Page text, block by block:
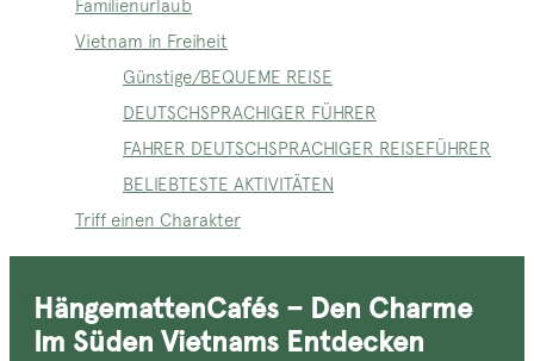
Familienurlaub
Vietnam in Freiheit
Günstige/BEQUEME REISE
DEUTSCHSPRACHIGER FÜHRER
FAHRER DEUTSCHSPRACHIGER REISEFÜHRER
BELIEBTESTE AKTIVITÄTEN
Triff einen Charakter
HängemattenCafés – Den Charme
Im Süden Vietnams Entdecken